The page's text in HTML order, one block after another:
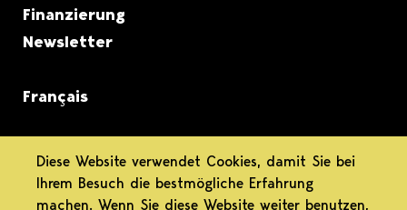
Finanzierung
Newsletter
Français
informiert.
Diese Website verwendet Cookies, damit Sie bei
Ihrem Besuch die bestmögliche Erfahrung
machen. Wenn Sie diese Website weiter benutzen,